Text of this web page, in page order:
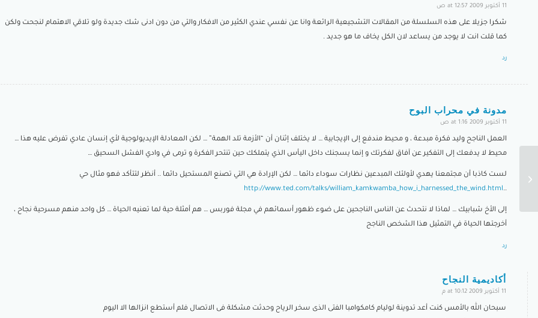
11 أكتوبر 2009 at 12:57 ص
شكرا جزيلا على هذه السلسلة من المقالات التشجيعية الرائعة وانا عن نفسي عندي الكثير من الافكار والتي من دون ادنى شك جديدة ولو تلاقي الاهتمام لنجحت ولكن
كما قلت انت لا يوجد من يساعد لان الكل يخاف ما هو جديد .
رد
مدونة في محراب البوح
11 أكتوبر 2009 at 1:16 ص
العمل الناجح وليد فكرة مبدعة ، و محيط مندفع إلى الإيجابية … لا يختلف إثنان أن “الأزمة تلد الهمة” … لكن المعادلة الإيديولوجية لأي إنسان عادي تفرض عليه هذا …
محيط لا يدفعك إلى التفكير عن آفاق لفكرتك و إنما يسجنك داخل اليأس الذي يتملكك حين تنتحر الفكرة و ترمى في وادي الفشل السحيق …
لست كاذبا أن مجتمعنا يهدي لأولئك المبدعين نظارات سوداء دائما … لكن الإرادة هي التي تصنع المستحيل دائما .. أنظر لتتأكد فهو مثال حي
..
http://www.ted.com/talks/william_kamkwamba_how_i_harnessed_the_wind.html
إلى الأخ شبابيك … لماذا لا نتحدث عن الناس الناجحين على ضوء ظهور أسمائهم في مجلة فوربس … هم أمثلة حية لما تعنيه الحياة … كل واحد منهم مسرحية نجاح ،
أخرجتها الحياة في التمثيل هذا الشخص الناجح
رد
أكاديمية النجاح
11 أكتوبر 2009 at 10:12 م
سبحان الله بالأمس كنت أعد تدوينة لوليام كامكوامبا الفتى الذى سخر الرياح وحدثت مشكلة فى الاتصال فلم أستطع انزالها الا اليوم
قصة بالسامك – ج2